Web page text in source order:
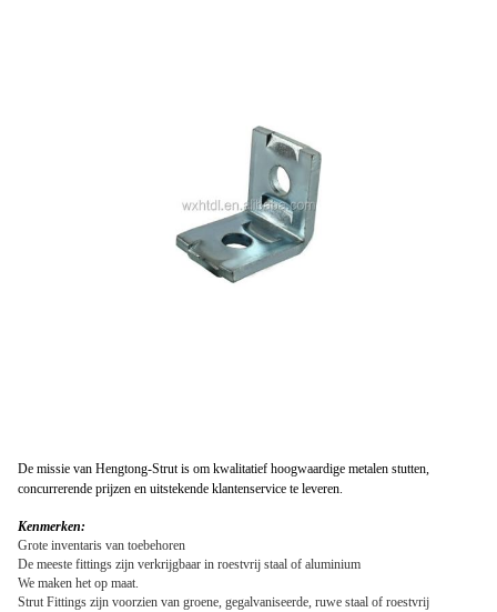
De missie van Hengtong-Strut is om kwalitatief hoogwaardige metalen stutten,
concurrerende prijzen en uitstekende klantenservice te leveren.
Kenmerken:
Grote inventaris van toebehoren
De meeste fittings zijn verkrijgbaar in roestvrij staal of aluminium
We maken het op maat.
Strut Fittings zijn voorzien van groene, gegalvaniseerde, ruwe staal of roestvrij